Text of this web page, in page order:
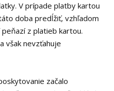
V prípade platby kartou
doba predĺžiť, vzhľadom
z platieb kartou.
však nevzťahuje
začalo